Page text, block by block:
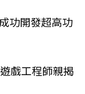
功開發超高功
戲工程師親揭